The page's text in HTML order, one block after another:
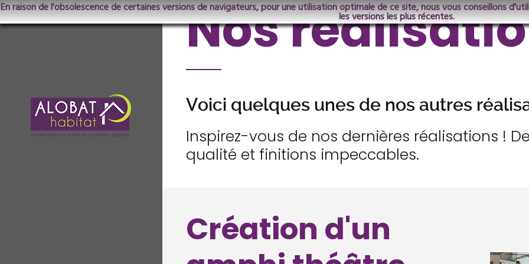
En raison de l'obsolescence de certaines versions de navigateurs, pour une utilisation optimale de ce site, nous vous conseillons
les versions les plus récentes.
Nos
Voici quelques unes de nos autres
Inspirez-vous de nos dernières réalisations !
qualité et finitions impeccables.
Création d'un